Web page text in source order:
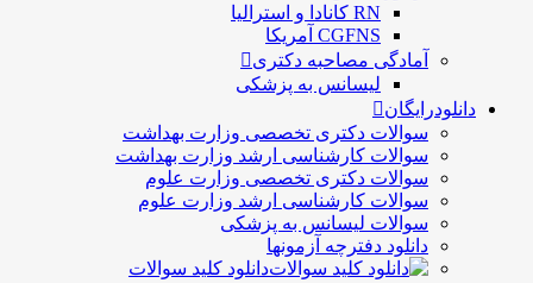
RN کانادا و استرالیا
CGFNS آمریکا
آمادگی مصاحبه دکتری
لیسانس به پزشکی
دانلودرایگان
سوالات دکتری تخصصی وزارت بهداشت
سوالات کارشناسی ارشد وزارت بهداشت
سوالات دکتری تخصصی وزارت علوم
سوالات کارشناسی ارشد وزارت علوم
سوالات لیسانس به پزشکی
دانلود دفترچه آزمونها
دانلود کلید سوالات